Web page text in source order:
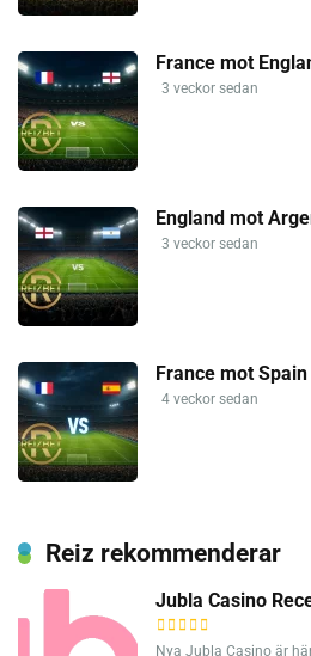
France mot
3 veckor sedan
England mot
3 veckor sedan
France mot
4 veckor sedan
Reiz rekommenderar
Jubla Casino
Nya Jubla Casino är